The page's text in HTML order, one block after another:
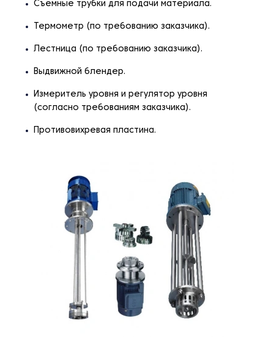
Съемные трубки для подачи материала.
Термометр (по требованию заказчика).
Лестница (по требованию заказчика).
Выдвижной блендер.
Измеритель уровня и регулятор уровня
(согласно требованиям заказчика).
Противовихревая пластина.